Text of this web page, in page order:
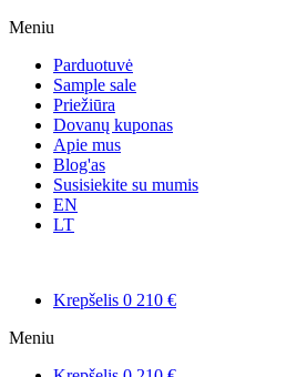
Meniu
Parduotuvė
Sample sale
Priežiūra
Dovanų kuponas
Apie mus
Blog'as
Susisiekite su mumis
EN
LT
Krepšelis 0 210 €
Meniu